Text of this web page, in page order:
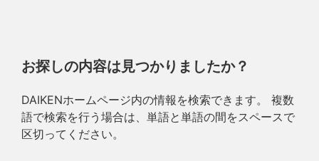
お探しの内容は見つかりましたか？
DAIKENホームページ内の情報を検索できます。 複数
語で検索を行う場合は、単語と単語の間をスペースで
区切ってください。